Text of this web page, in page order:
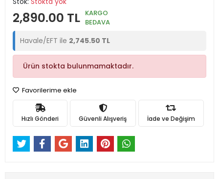
2,890.00 TL KARGO
BEDAVA
Havale/EFT ile 2,745.50 TL
Ürün stokta bulunmamaktadır.
Favorilerime ekle
Hızlı Gönderi Güvenli Alışveriş İade ve Değişim